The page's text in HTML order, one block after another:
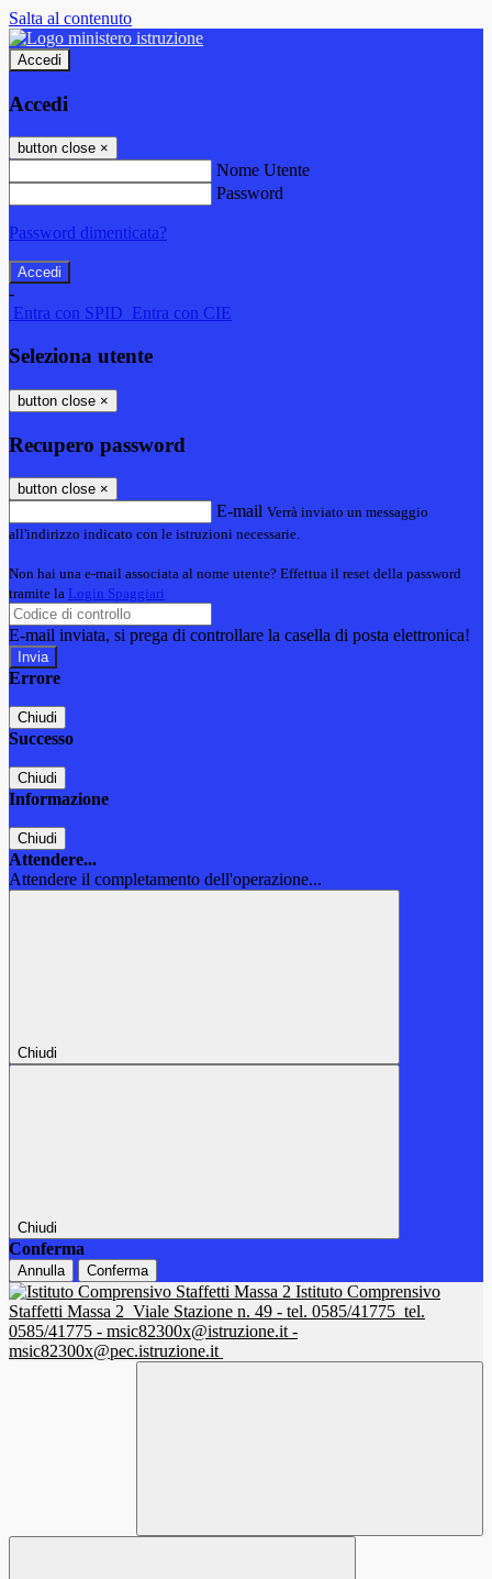
Salta al contenuto
Accedi
Accedi
button close ×
Nome Utente
Password
Password dimenticata?
-
Entra con SPID Entra con CIE
Seleziona utente
button close ×
Recupero password
button close ×
E-mail Verrà inviato un messaggio
all'indirizzo indicato con le istruzioni necessarie.
Non hai una e-mail associata al nome utente? Effettua il reset della password
tramite la Login Spaggiari
E-mail inviata, si prega di controllare la casella di posta elettronica!
Errore
Chiudi
Successo
Chiudi
Informazione
Chiudi
Attendere...
Attendere il completamento dell'operazione...
Chiudi
Chiudi
Conferma
Annulla Conferma
Istituto Comprensivo
Staffetti Massa 2 Viale Stazione n. 49 - tel. 0585/41775 tel.
0585/41775 - msic82300x@istruzione.it -
msic82300x@pec.istruzione.it